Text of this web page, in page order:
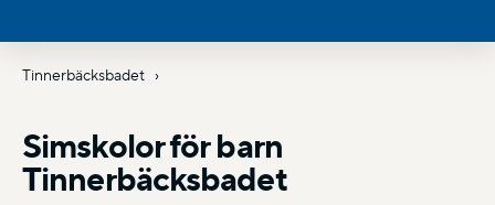
Tinnerbäcksbadet
Simskolor för barn
Tinnerbäcksbadet